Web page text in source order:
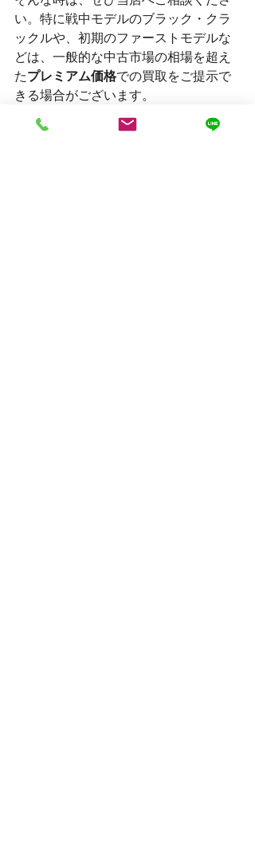
い。特に戦中モデルのブラック・クラ
ックルや、初期のファーストモデルな
どは、一般的な中古市場の相場を超え
たプレミアム価格での買取をご提示で
きる場合がございます。
パイプ 買取
と併せて、皆様の大切なコ
レクションを次世代の愛好家へと繋ぐ